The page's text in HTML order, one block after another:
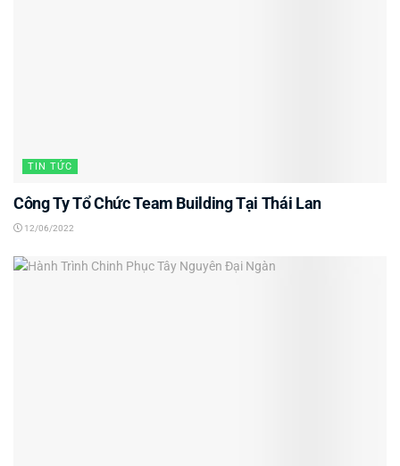
TIN TỨC
Công Ty Tổ Chức Team Building Tại Thái Lan
12/06/2022